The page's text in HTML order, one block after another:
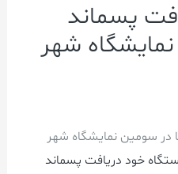
پسماند
شهر
سومین نمایشگاه شهر
خود دریافت پسماند